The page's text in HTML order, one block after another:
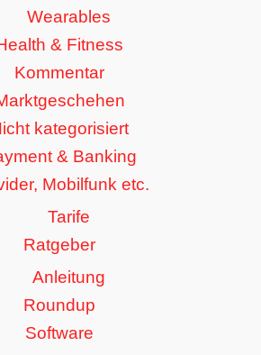
Wearables
& Fitness
Kommentar
kategorisiert
& Banking
Mobilfunk etc.
Tarife
Ratgeber
Anleitung
Roundup
Software